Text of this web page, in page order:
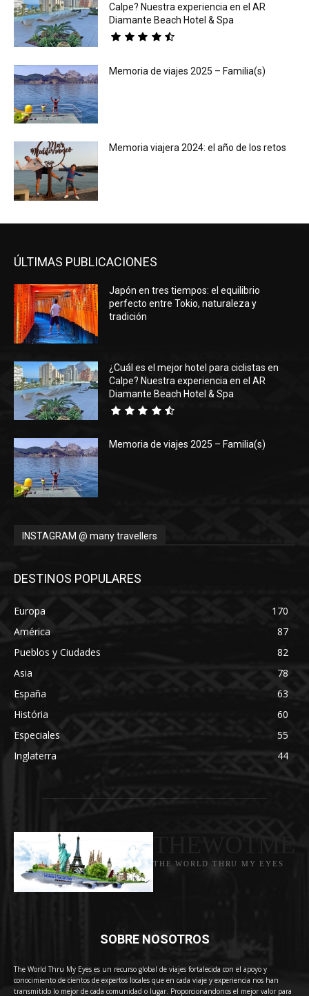
Calpe? Nuestra experiencia en el AR
Diamante Beach Hotel & Spa
Memoria de viajes 2025 – Familia(s)
Memoria viajera 2024: el año de los retos
ÚLTIMAS PUBLICACIONES
Japón en tres tiempos: el equilibrio
perfecto entre Tokio, naturaleza y
tradición
¿Cuál es el mejor hotel para ciclistas en
Calpe? Nuestra experiencia en el AR
Diamante Beach Hotel & Spa
Memoria de viajes 2025 – Familia(s)
INSTAGRAM @ many travellers
DESTINOS POPULARES
Europa
170
América
87
Pueblos y Ciudades
82
Asia
78
España
63
História
60
Especiales
55
Inglaterra
44
THE WORLD THRU MY EYES
SOBRE NOSOTROS
The World Thru My Eyes es un recurso global de viajes fortalecida con el apoyo y
conocimiento de cientos de expertos locales que en cada viaje y experiencia nos han
transmitido lo mejor de cada comunidad o lugar. Proporcionándonos el mejor valor para